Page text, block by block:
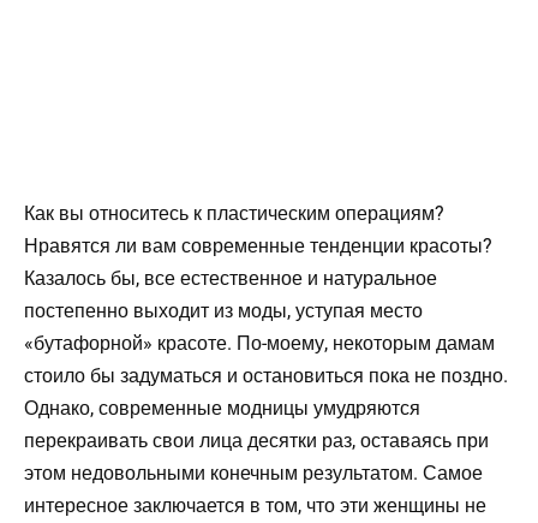
Как вы относитесь к пластическим операциям?
Нравятся ли вам современные тенденции красоты?
Казалось бы, все естественное и натуральное
постепенно выходит из моды, уступая место
«бутафорной» красоте. По-моему, некоторым дамам
стоило бы задуматься и остановиться пока не поздно.
Однако, современные модницы умудряются
перекраивать свои лица десятки раз, оставаясь при
этом недовольными конечным результатом. Самое
интересное заключается в том, что эти женщины не